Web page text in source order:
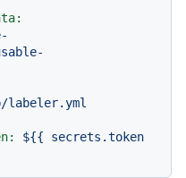
labeler.yml
${{
secrets.token